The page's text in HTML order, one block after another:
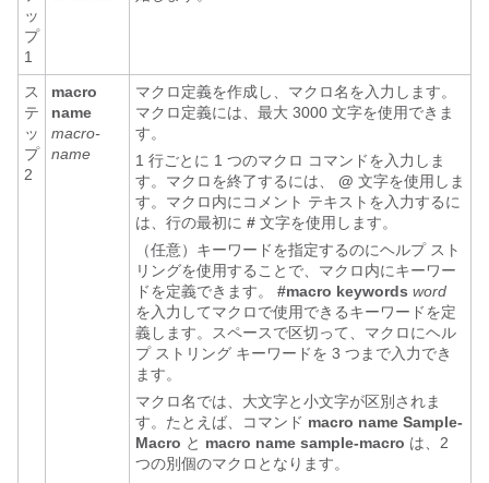
ッ
プ
1
ス
テ
ッ
プ
2
macro
name
macro-
name
マクロ定義を作成し、マクロ名を入力します。
マクロ定義には、最大 3000 文字を使用できま
す。
1 行ごとに 1 つのマクロ コマンドを入力しま
す。マクロを終了するには、
@ 文字を使用しま
す。マクロ内にコメント テキストを入力するに
は、行の最初に # 文字を使用します。
（任意）キーワードを指定するのにヘルプ スト
リングを使用することで、マクロ内にキーワー
ドを定義できます。
#macro keywords word
を入力してマクロで使用できるキーワードを定
義します。スペースで区切って、マクロにヘル
プ ストリング キーワードを 3 つまで入力でき
ます。
マクロ名では、大文字と小文字が区別されま
す。たとえば、コマンド macro name Sample-
Macro と macro name sample-macro は、2
つの別個のマクロとなります。